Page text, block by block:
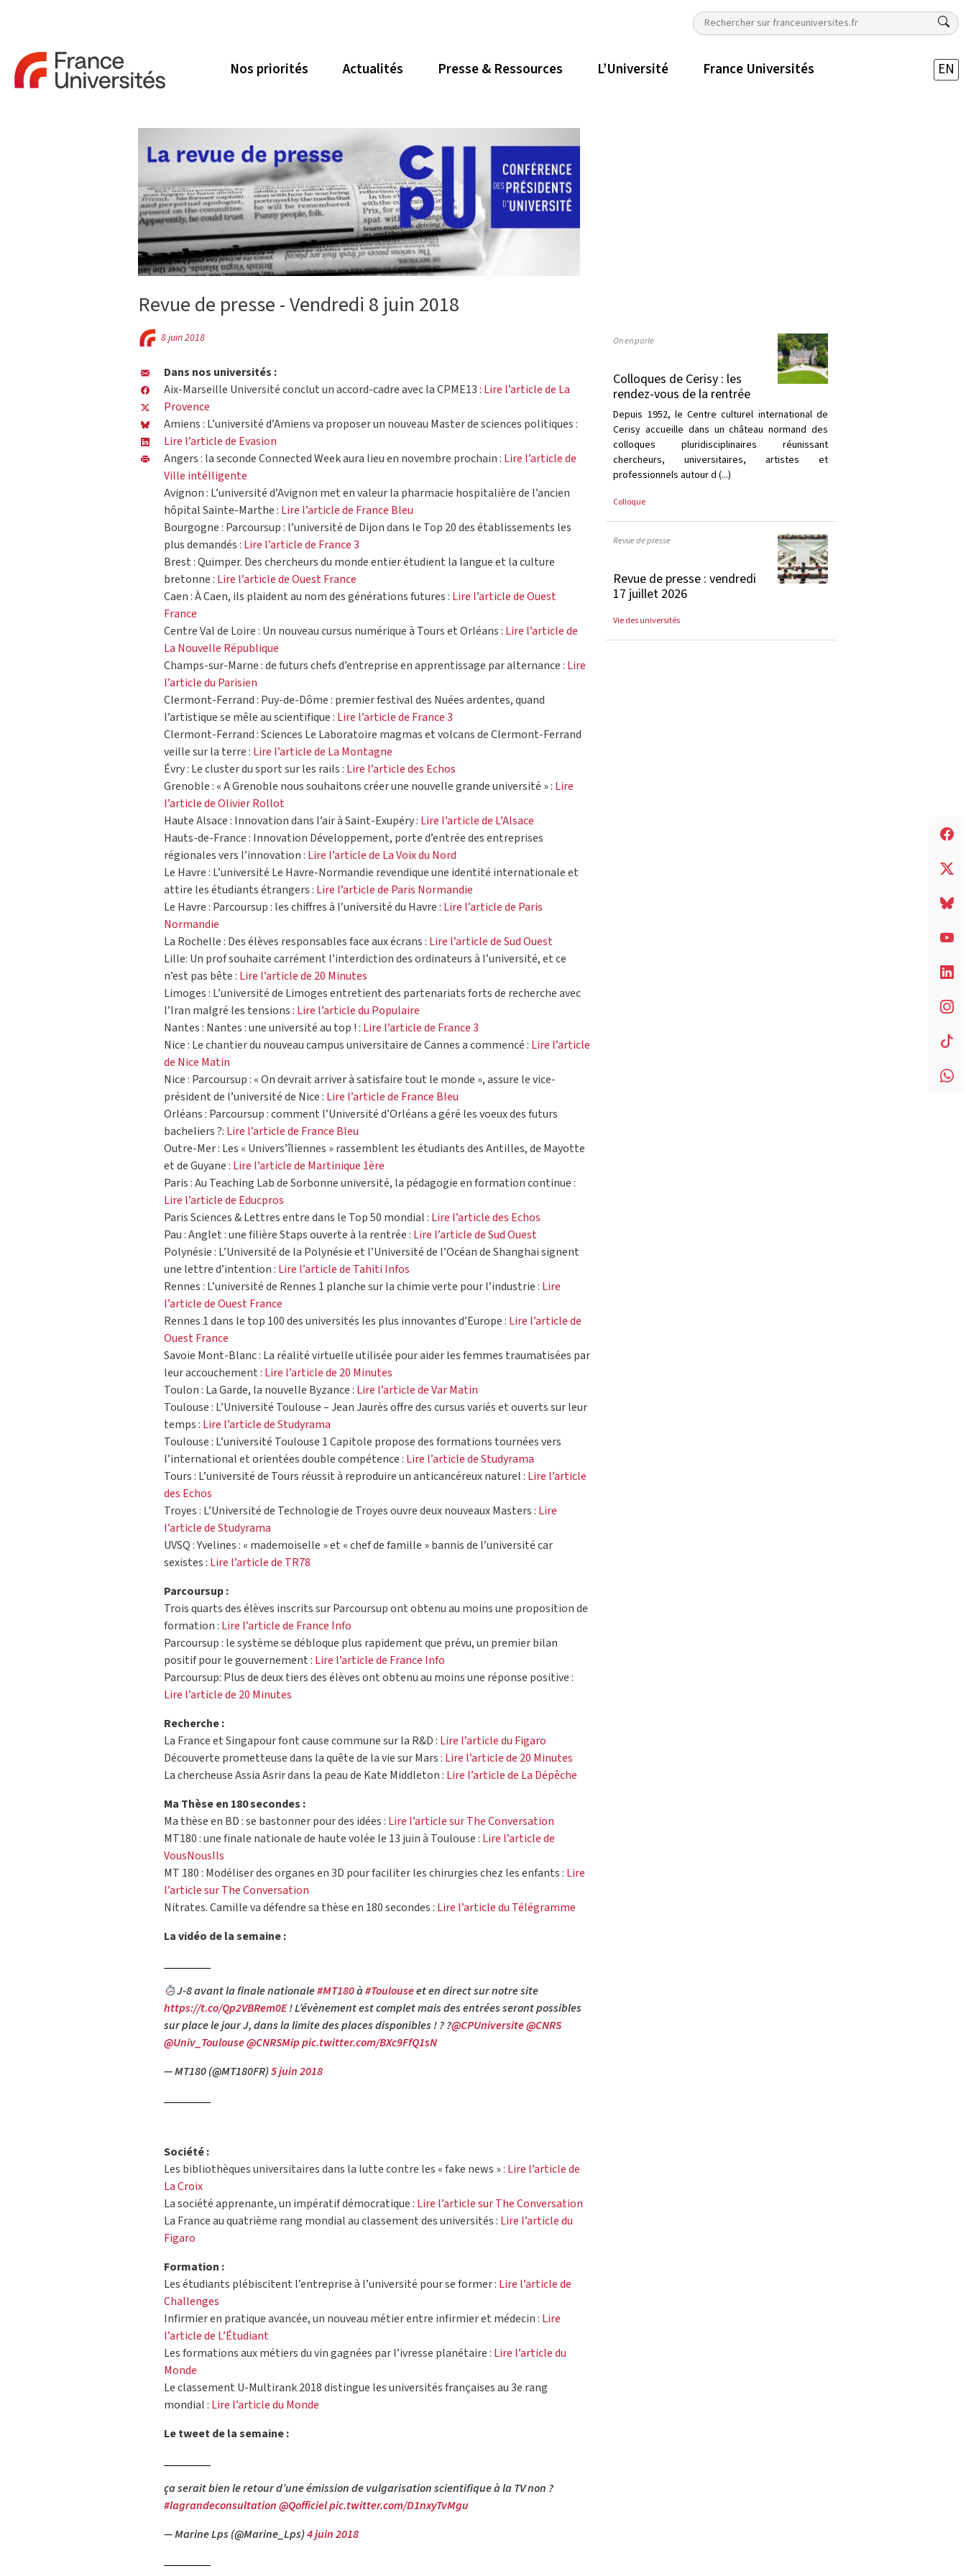
Nos priorités Actualités Presse & Ressources L’Université France Universités EN
Revue de presse - Vendredi 8 juin 2018
8 juin 2018
Dans nos universités :
Aix-Marseille Université conclut un accord-cadre avec la CPME13 : Lire l’article de La
Provence
Amiens : L’université d’Amiens va proposer un nouveau Master de sciences politiques :
Lire l’article de Evasion
Angers : la seconde Connected Week aura lieu en novembre prochain : Lire l’article de
Ville intélligente
Avignon : L’université d’Avignon met en valeur la pharmacie hospitalière de l’ancien
hôpital Sainte-Marthe : Lire l’article de France Bleu
Bourgogne : Parcoursup : l’université de Dijon dans le Top 20 des établissements les
plus demandés : Lire l’article de France 3
Brest : Quimper. Des chercheurs du monde entier étudient la langue et la culture
bretonne : Lire l’article de Ouest France
Caen : À Caen, ils plaident au nom des générations futures : Lire l’article de Ouest
France
Centre Val de Loire : Un nouveau cursus numérique à Tours et Orléans : Lire l’article de
La Nouvelle République
Champs-sur-Marne : de futurs chefs d’entreprise en apprentissage par alternance : Lire
l’article du Parisien
Clermont-Ferrand : Puy-de-Dôme : premier festival des Nuées ardentes, quand
l’artistique se mêle au scientifique : Lire l’article de France 3
Clermont-Ferrand : Sciences Le Laboratoire magmas et volcans de Clermont-Ferrand
veille sur la terre : Lire l’article de La Montagne
Évry : Le cluster du sport sur les rails : Lire l’article des Echos
Grenoble : « A Grenoble nous souhaitons créer une nouvelle grande université » : Lire
l’article de Olivier Rollot
Haute Alsace : Innovation dans l’air à Saint-Exupéry : Lire l’article de L’Alsace
Hauts-de-France : Innovation Développement, porte d’entrée des entreprises
régionales vers l’innovation : Lire l’article de La Voix du Nord
Le Havre : L’université Le Havre-Normandie revendique une identité internationale et
attire les étudiants étrangers : Lire l’article de Paris Normandie
Le Havre : Parcoursup : les chiffres à l’université du Havre : Lire l’article de Paris
Normandie
La Rochelle : Des élèves responsables face aux écrans : Lire l’article de Sud Ouest
Lille: Un prof souhaite carrément l’interdiction des ordinateurs à l’université, et ce
n’est pas bête : Lire l’article de 20 Minutes
Limoges : L’université de Limoges entretient des partenariats forts de recherche avec
l’Iran malgré les tensions : Lire l’article du Populaire
Nantes : Nantes : une université au top ! : Lire l’article de France 3
Nice : Le chantier du nouveau campus universitaire de Cannes a commencé : Lire l’article
de Nice Matin
Nice : Parcoursup : « On devrait arriver à satisfaire tout le monde », assure le vice-
président de l’université de Nice : Lire l’article de France Bleu
Orléans : Parcoursup : comment l’Université d’Orléans a géré les voeux des futurs
bacheliers ?: Lire l’article de France Bleu
Outre-Mer : Les « Univers’îliennes » rassemblent les étudiants des Antilles, de Mayotte
et de Guyane : Lire l’article de Martinique 1ère
Paris : Au Teaching Lab de Sorbonne université, la pédagogie en formation continue :
Lire l’article de Educpros
Paris Sciences & Lettres entre dans le Top 50 mondial : Lire l’article des Echos
Pau : Anglet : une filière Staps ouverte à la rentrée : Lire l’article de Sud Ouest
Polynésie : L’Université de la Polynésie et l’Université de l’Océan de Shanghai signent
une lettre d’intention : Lire l’article de Tahiti Infos
Rennes : L’université de Rennes 1 planche sur la chimie verte pour l’industrie : Lire
l’article de Ouest France
Rennes 1 dans le top 100 des universités les plus innovantes d’Europe : Lire l’article de
Ouest France
Savoie Mont-Blanc : La réalité virtuelle utilisée pour aider les femmes traumatisées par
leur accouchement : Lire l’article de 20 Minutes
Toulon : La Garde, la nouvelle Byzance : Lire l’article de Var Matin
Toulouse : L’Université Toulouse – Jean Jaurès offre des cursus variés et ouverts sur leur
temps : Lire l’article de Studyrama
Toulouse : L’université Toulouse 1 Capitole propose des formations tournées vers
l’international et orientées double compétence : Lire l’article de Studyrama
Tours : L’université de Tours réussit à reproduire un anticancéreux naturel : Lire l’article
des Echos
Troyes : L’Université de Technologie de Troyes ouvre deux nouveaux Masters : Lire
l’article de Studyrama
UVSQ : Yvelines : « mademoiselle » et « chef de famille » bannis de l’université car
sexistes : Lire l’article de TR78
Parcoursup :
Trois quarts des élèves inscrits sur Parcoursup ont obtenu au moins une proposition de
formation : Lire l’article de France Info
Parcoursup : le système se débloque plus rapidement que prévu, un premier bilan
positif pour le gouvernement : Lire l’article de France Info
Parcoursup: Plus de deux tiers des élèves ont obtenu au moins une réponse positive :
Lire l’article de 20 Minutes
Recherche :
La France et Singapour font cause commune sur la R&D : Lire l’article du Figaro
Découverte prometteuse dans la quête de la vie sur Mars : Lire l’article de 20 Minutes
La chercheuse Assia Asrir dans la peau de Kate Middleton : Lire l’article de La Dépêche
Ma Thèse en 180 secondes :
Ma thèse en BD : se bastonner pour des idées : Lire l’article sur The Conversation
MT180 : une finale nationale de haute volée le 13 juin à Toulouse : Lire l’article de
VousNousIls
MT 180 : Modéliser des organes en 3D pour faciliter les chirurgies chez les enfants : Lire
l’article sur The Conversation
Nitrates. Camille va défendre sa thèse en 180 secondes : Lire l’article du Télégramme
La vidéo de la semaine :
J-8 avant la finale nationale#MT180à#Toulouseet en direct sur notre site
https://t.co/Qp2VBRem0E! L’évènement est complet mais des entrées seront possibles
sur place le jour J, dans la limite des places disponibles ! ? ?@CPUniversite@CNRS
@Univ_Toulouse@CNRSMippic.twitter.com/BXc9FfQ1sN
— MT180 (@MT180FR)5 juin 2018
Société :
Les bibliothèques universitaires dans la lutte contre les « fake news » : Lire l’article de
La Croix
La société apprenante, un impératif démocratique : Lire l’article sur The Conversation
La France au quatrième rang mondial au classement des universités : Lire l’article du
Figaro
Formation :
Les étudiants plébiscitent l’entreprise à l’université pour se former : Lire l’article de
Challenges
Infirmier en pratique avancée, un nouveau métier entre infirmier et médecin : Lire
l’article de L’Étudiant
Les formations aux métiers du vin gagnées par l’ivresse planétaire : Lire l’article du
Monde
Le classement U-Multirank 2018 distingue les universités françaises au 3e rang
mondial : Lire l’article du Monde
Le tweet de la semaine :
ça serait bien le retour d’une émission de vulgarisation scientifique à la TV non ?
#lagrandeconsultation@Qofficielpic.twitter.com/D1nxyTvMgu
— Marine Lps (@Marine_Lps)4 juin 2018
On en parle
Colloques de Cerisy : les
rendez-vous de la rentrée
Depuis 1952, le Centre culturel international de
Cerisy accueille dans un château normand des
colloques pluridisciplinaires réunissant
chercheurs, universitaires, artistes et
professionnels autour d (...)
Colloque
Revue de presse
Revue de presse : vendredi
17 juillet 2026
Vie des universités